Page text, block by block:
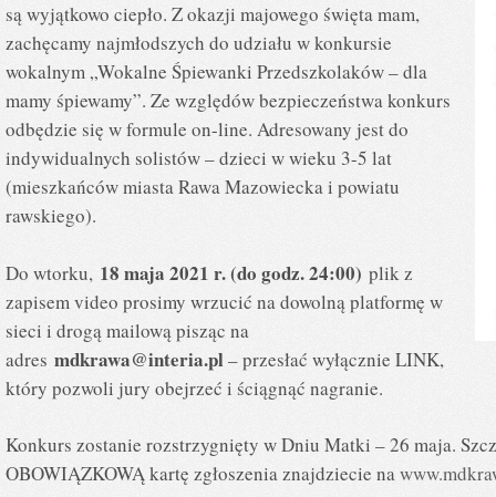
są wyjątkowo ciepło. Z okazji majowego święta mam,
zachęcamy najmłodszych do udziału w konkursie
wokalnym „Wokalne Śpiewanki Przedszkolaków – dla
mamy śpiewamy”. Ze względów bezpieczeństwa konkurs
odbędzie się w formule on-line. Adresowany jest do
indywidualnych solistów – dzieci w wieku 3-5 lat
(mieszkańców miasta Rawa Mazowiecka i powiatu
rawskiego).
Do wtorku, 18 maja 2021 r. (do godz. 24:00) plik z
zapisem video prosimy wrzucić na dowolną platformę w
sieci i drogą mailową pisząc na
adres mdkrawa@interia.pl– przesłać wyłącznie LINK,
który pozwoli jury obejrzeć i ściągnąć nagranie.
Konkurs zostanie rozstrzygnięty w Dniu Matki – 26 maja.
OBOWIĄZKOWĄ kartę zgłoszenia znajdziecie na